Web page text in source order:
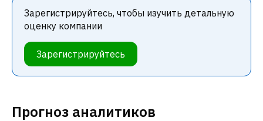
Зарегистрируйтесь, чтобы изучить детальную
оценку компании
Зарегистрируйтесь
Прогноз аналитиков